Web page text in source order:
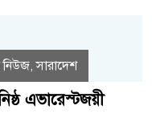
নিউজ,সারাদেশ
এভারেস্টজয়ী